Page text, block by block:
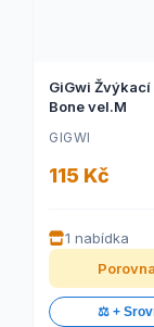
GiGwi Žvýkací
Bone vel.M
GIGWI
115 Kč
1 nabídka
⚖️ +